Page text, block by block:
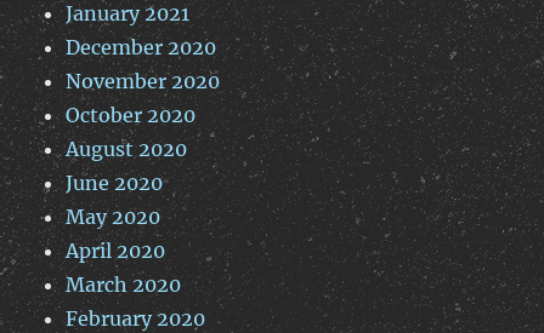
January 2021
December 2020
November 2020
October 2020
August 2020
June 2020
May 2020
April 2020
March 2020
February 2020